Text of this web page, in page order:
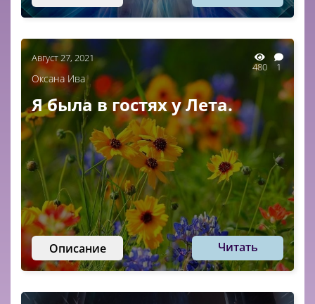
Август 27, 2021
480 1
Оксана Ива
Я была в гостях у Лета.
Описание Читать